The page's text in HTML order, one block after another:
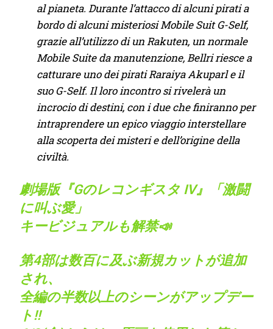
al pianeta. Durante l’attacco di alcuni pirati a
bordo di alcuni misteriosi Mobile Suit G-Self,
grazie all’utilizzo di un Rakuten, un normale
Mobile Suite da manutenzione, Bellri riesce a
catturare uno dei pirati Raraiya Akuparl e il
suo G-Self. Il loro incontro si rivelerà un
incrocio di destini, con i due che finiranno per
intraprendere un epico viaggio interstellare
alla scoperta dei misteri e dell’origine della
civiltà.
劇場版『Gのレコンギスタ IV』「激闘
に叫ぶ愛」
キービジュアルも解禁📣
第4部は数百に及ぶ新規カットが追加
され、
全編の半数以上のシーンがアップデー
ト‼️